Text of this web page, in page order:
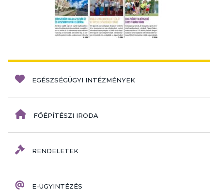
EGÉSZSÉGÜGYI INTÉZMÉNYEK
FŐÉPÍTÉSZI IRODA
RENDELETEK
E-ÜGYINTÉZÉS